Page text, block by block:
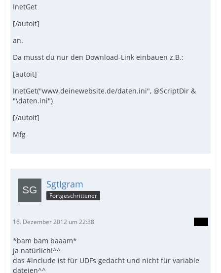
InetGet
[/autoit]
an.
Da musst du nur den Download-Link einbauen z.B.:
[autoit]
InetGet("www.deinewebsite.de/daten.ini", @ScriptDir &
"\daten.ini")
[/autoit]
Mfg
SgtIgram
Fortgeschrittener
16. Dezember 2012 um 22:38
*bam bam baaam*
ja natürlich!^^
das #include ist für UDFs gedacht und nicht für variable
dateien^^